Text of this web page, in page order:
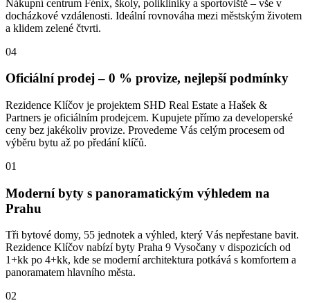
Nákupní centrum Fénix, školy, polikliniky a sportoviště – vše v
docházkové vzdálenosti. Ideální rovnováha mezi městským životem
a klidem zelené čtvrti.
04
Oficiální prodej – 0 % provize, nejlepší podmínky
Rezidence Klíčov je projektem SHD Real Estate a Hašek &
Partners je oficiálním prodejcem. Kupujete přímo za developerské
ceny bez jakékoliv provize. Provedeme Vás celým procesem od
výběru bytu až po předání klíčů.
01
Moderní byty s panoramatickým výhledem na
Prahu
Tři bytové domy, 55 jednotek a výhled, který Vás nepřestane bavit.
Rezidence Klíčov nabízí byty Praha 9 Vysočany v dispozicích od
1+kk po 4+kk, kde se moderní architektura potkává s komfortem a
panoramatem hlavního města.
02